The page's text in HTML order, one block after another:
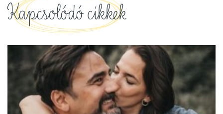
Kapcsolódó cikkek